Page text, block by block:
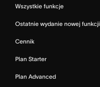
Wszystkie funkcje
Ostatnie wydanie nowej funkcji
Cennik
Plan Starter
Plan Advanced